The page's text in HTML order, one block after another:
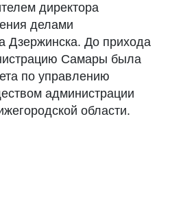
директора
делами
Дзержинска. До прихода
Самары была
по управлению
администрации
области.